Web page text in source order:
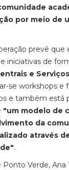
por meio de
prevê que
iniciativas de
e
se workshops e
e também está
"um modelo de
da
através
.
Ponto Verde, Ana